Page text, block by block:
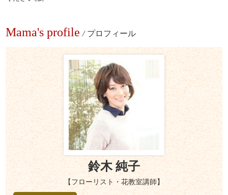
Mama's profile / プロフィール
鈴木 純子
【フローリスト・花教室講師】